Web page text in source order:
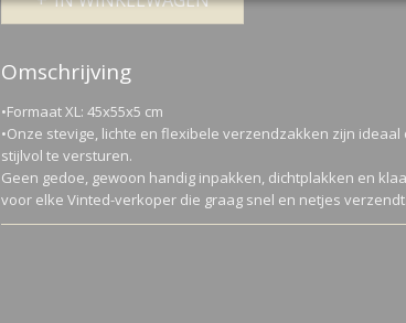
Omschrijving
•Formaat XL: 45x55x5 cm
•Onze stevige, lichte en flexibele verzendzakken zijn
stijlvol te versturen.
Geen gedoe, gewoon handig inpakken, dichtplakken en
voor elke Vinted-verkoper die graag snel en netjes verzendt.